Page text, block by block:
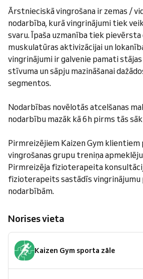
Ārstnieciskā vingrošana ir zemas /
nodarbība, kurā vingrinājumi tiek
svaru. Īpaša uzmanība tiek pievērsta
muskulatūras aktivizācijai un
vingrinājumi ir galvenie pamati stājas
stīvuma un sāpju mazināšanai
segmentos.
Nodarbības novēlotās atcelšanas
nodarbību mazāk kā 6h pirms tās
Pirmreizējiem Kaizen Gym
vingrošanas grupu treniņa
Pirmreizēja fizioterapeita
fizioterapeits sastādīs vingrinājumu
nodarbībām.
Norises vieta
Kaizen Gym sporta zāle